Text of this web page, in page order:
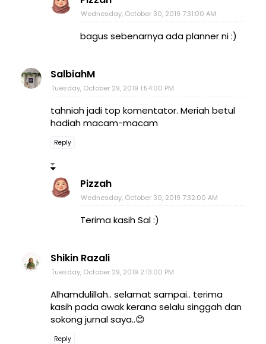
Wednesday, October 30, 2019 7:31:00 AM
bagus sebenarnya ada planner ni :)
SalbiahM
Tuesday, October 29, 2019 1:54:00 PM
tahniah jadi top komentator. Meriah betul
hadiah macam-macam
Reply
Pizzah
Wednesday, October 30, 2019 7:32:00 AM
Terima kasih Sal :)
Shikin Razali
Tuesday, October 29, 2019 2:13:00 PM
Alhamdulillah.. selamat sampai.. terima
kasih pada awak kerana selalu singgah dan
sokong jurnal saya..😊
Reply